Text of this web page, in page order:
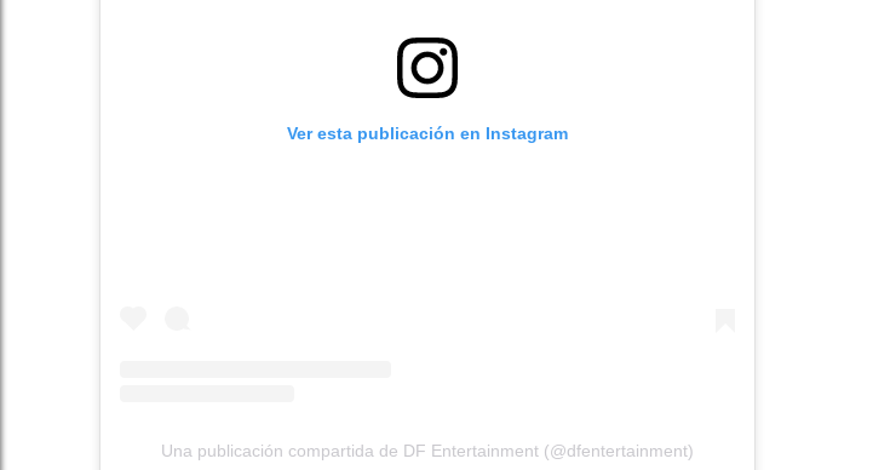
Ver esta publicación en Instagram
Una publicación compartida de DF Entertainment (@dfentertainment)